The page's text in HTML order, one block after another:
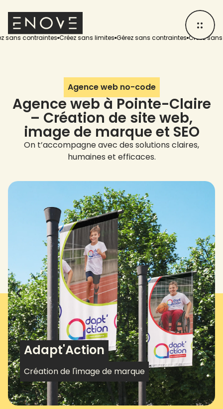
contraintes Créez sans limites Gérez sans contraintes Créez sans
Agence web no-code
Agence web à Pointe-Claire
– Création de site web,
image de marque et SEO
On t’accompagne avec des solutions claires,
humaines et efficaces.
Adapt'Action
Création de l'image de marque